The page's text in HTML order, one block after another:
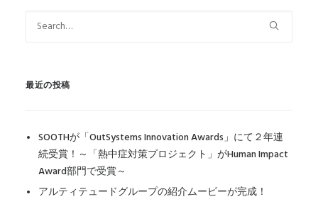
最近の投稿
SOOTHが「OutSystems Innovation Awards」にて２年連
続受賞！～「熱中症対策プロジェクト」がHuman Impact
Award部門で受賞～
アルティテュードグループの紹介ムービーが完成！